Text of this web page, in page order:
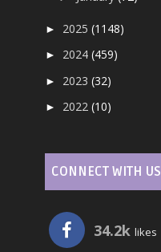
► 2025(1148)
► 2024(459)
► 2023(32)
► 2022(10)
CONNECT WITH US
34.2k likes